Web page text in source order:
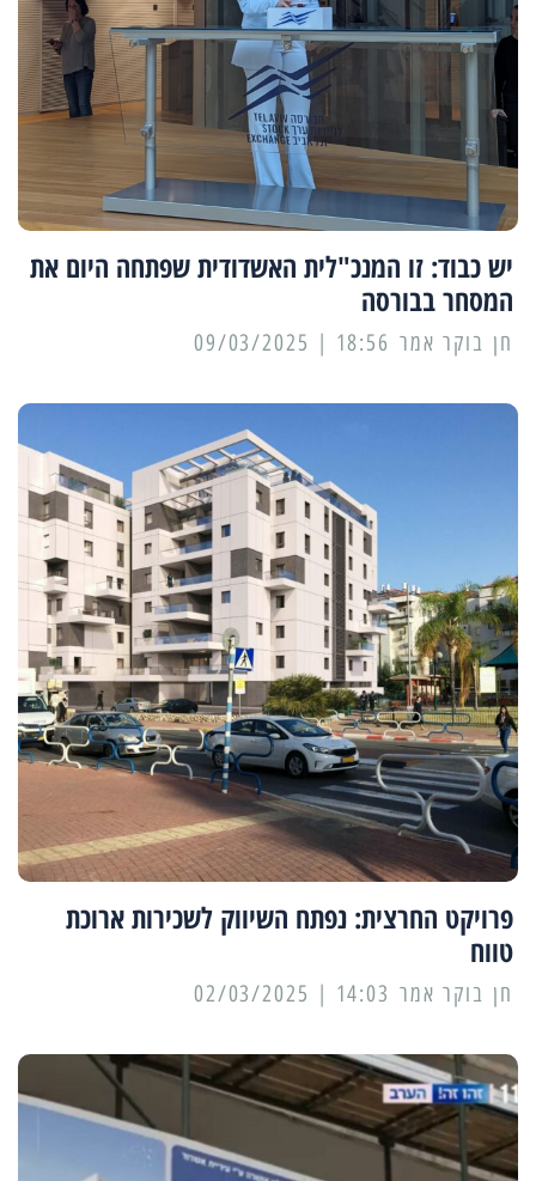
יש כבוד: זו המנכ"לית האשדודית שפתחה היום את
המסחר בבורסה
18:56 | 09/03/2025
פרויקט החרצית: נפתח השיווק לשכירות ארוכת
טווח
14:03 | 02/03/2025